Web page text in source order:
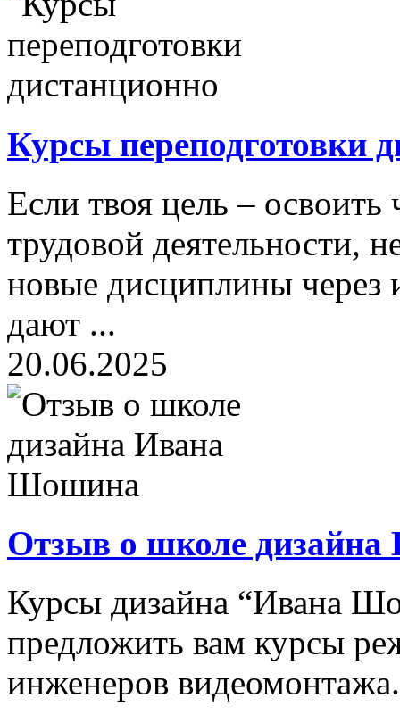
Курсы переподготовки
Если твоя цель – освоить
трудовой деятельности,
новые дисциплины через
дают ...
20.06.2025
Отзыв о школе
Курсы дизайна “Ивана
предложить вам курсы
инженеров